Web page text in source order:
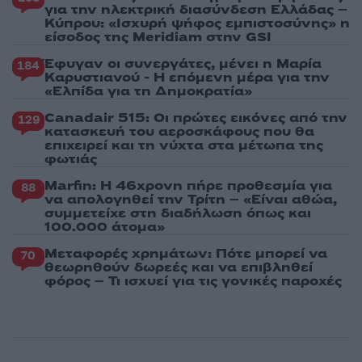
για την ηλεκτρική διασύνδεση Ελλάδας –
Κύπρου: «Ισχυρή ψήφος εμπιστοσύνης» η
είσοδος της Meridiam στην GSI
184 Έφυγαν οι συνεργάτες, μένει η Μαρία
Καρυστιανού - Η επόμενη μέρα για την
«Ελπίδα για τη Δημοκρατία»
129 Canadair 515: Οι πρώτες εικόνες από την
κατασκευή του αεροσκάφους που θα
επιχειρεί και τη νύχτα στα μέτωπα της
φωτιάς
88 Marfin: Η 46χρονη πήρε προθεσμία για
να απολογηθεί την Τρίτη – «Είναι αθώα,
συμμετείχε στη διαδήλωση όπως και
100.000 άτομα»
70 Μεταφορές χρημάτων: Πότε μπορεί να
θεωρηθούν δωρεές και να επιβληθεί
φόρος – Τι ισχυεί για τις γονικές παροχές